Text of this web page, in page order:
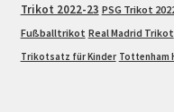
Trikot 2022-23 PSG Trikot
Fußballtrikot Real Madrid Trikot
Trikotsatz für Kinder Tottenham